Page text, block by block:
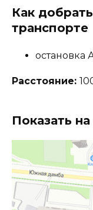
Как
транспорте
остановка
Расстояние:
Показать